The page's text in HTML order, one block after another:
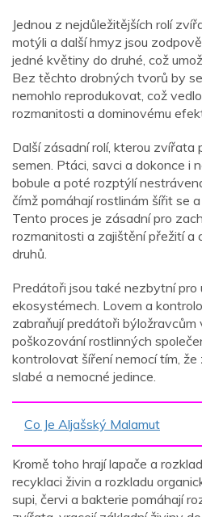
Jednou z nejdůležitějších rolí
motýli a další hmyz jsou
jedné květiny do druhé, což
Bez těchto drobných tvorů by
nemohlo reprodukovat, což
rozmanitosti a dominovému
Další zásadní rolí, kterou zvířata
semen. Ptáci, savci a dokonce i
bobule a poté rozptýlí
čímž pomáhají rostlinám šířit se
Tento proces je zásadní pro
rozmanitosti a zajištění přežití a
druhů.
Predátoři jsou také nezbytní pro
ekosystémech. Lovem a
zabraňují predátoři býložravcům
poškozování rostlinných
kontrolovat šíření nemocí tím, že
slabé a nemocné jedince.
Co Je Aljašský Malamut
Kromě toho hrají lapače a
recyklaci živin a rozkladu
supi, červi a bakterie pomáhají